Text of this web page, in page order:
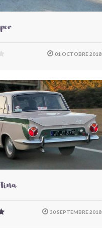
01 OCTOBRE 2018
30 SEPTEMBRE 2018